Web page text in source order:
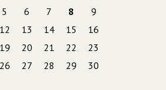
5 6 7 8
9
12 13 14 15
16
19 20 21 22
23
26 27 28 29
30